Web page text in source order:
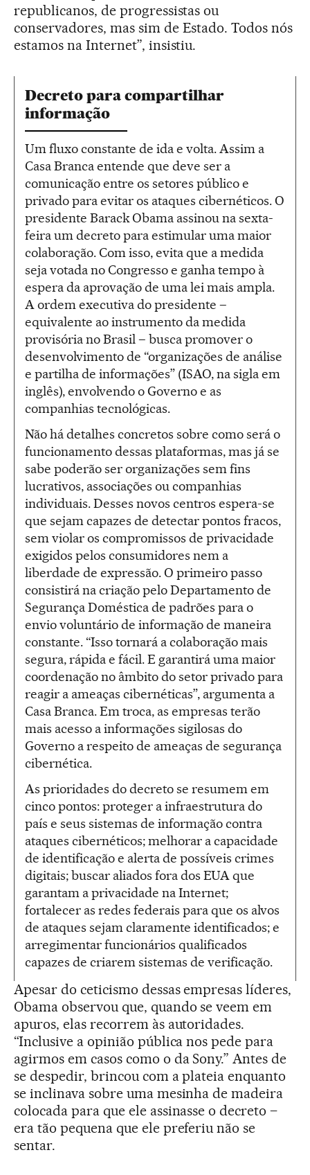
republicanos, de progressistas ou
conservadores, mas sim de Estado. Todos nós
estamos na Internet”, insistiu.
Decreto para compartilhar
informação
Um fluxo constante de ida e volta. Assim a
Casa Branca entende que deve ser a
comunicação entre os setores público e
privado para evitar os ataques cibernéticos. O
presidente Barack Obama assinou na sexta-
feira um decreto para estimular uma maior
colaboração. Com isso, evita que a medida
seja votada no Congresso e ganha tempo à
espera da aprovação de uma lei mais ampla.
A ordem executiva do presidente –
equivalente ao instrumento da medida
provisória no Brasil – busca promover o
desenvolvimento de “organizações de análise
e partilha de informações” (ISAO, na sigla em
inglês), envolvendo o Governo e as
companhias tecnológicas.
Não há detalhes concretos sobre como será o
funcionamento dessas plataformas, mas já se
sabe poderão ser organizações sem fins
lucrativos, associações ou companhias
individuais. Desses novos centros espera-se
que sejam capazes de detectar pontos fracos,
sem violar os compromissos de privacidade
exigidos pelos consumidores nem a
liberdade de expressão. O primeiro passo
consistirá na criação pelo Departamento de
Segurança Doméstica de padrões para o
envio voluntário de informação de maneira
constante. “Isso tornará a colaboração mais
segura, rápida e fácil. E garantirá uma maior
coordenação no âmbito do setor privado para
reagir a ameaças cibernéticas”, argumenta a
Casa Branca. Em troca, as empresas terão
mais acesso a informações sigilosas do
Governo a respeito de ameaças de segurança
cibernética.
As prioridades do decreto se resumem em
cinco pontos: proteger a infraestrutura do
país e seus sistemas de informação contra
ataques cibernéticos; melhorar a capacidade
de identificação e alerta de possíveis crimes
digitais; buscar aliados fora dos EUA que
garantam a privacidade na Internet;
fortalecer as redes federais para que os alvos
de ataques sejam claramente identificados; e
arregimentar funcionários qualificados
capazes de criarem sistemas de verificação.
Apesar do ceticismo dessas empresas líderes,
Obama observou que, quando se veem em
apuros, elas recorrem às autoridades.
“Inclusive a opinião pública nos pede para
agirmos em casos como o da Sony.” Antes de
se despedir, brincou com a plateia enquanto
se inclinava sobre uma mesinha de madeira
colocada para que ele assinasse o decreto –
era tão pequena que ele preferiu não se
sentar.